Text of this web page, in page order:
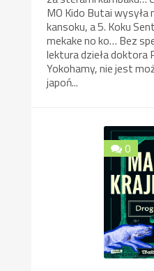
MO Kido Butai wysyła
kansoku, a 5. Koku
mekake no ko… Bez
lektura dzieła doktora
Yokohamy, nie jest
japoń...
0